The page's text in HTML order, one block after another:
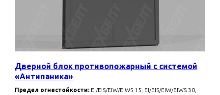
Дверной блок противопожарный с системой
«Антипаника»
Предел огнестойкости: EI/EIS/EIW/EIWS 15, EI/EIS/EIW/EIWS 30,